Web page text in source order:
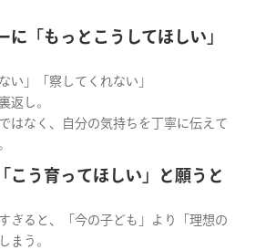
「もっとこうしてほしい」
い」「察してくれない」
返し。
はなく、自分の気持ちを丁寧に伝えて
こう育ってほしい」と願うと
ぎると、「今の子ども」より「理想の
まう。